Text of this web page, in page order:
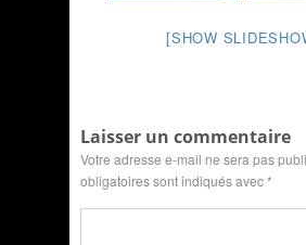
[SHOW
Laisser un commentaire
Votre adresse e-mail ne sera pas
obligatoires sont indiqués avec*